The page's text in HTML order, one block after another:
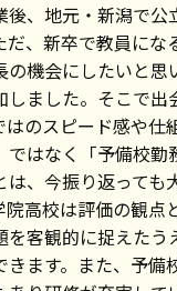
後、地元・新潟で公
だ、新卒で教員にな
の機会にしたいと思
しました。そこで出
はのスピード感や仕
ではなく「予備校勤
は、今振り返っても
高校は評価の観点
を客観的に捉えたう
きます。また、予備